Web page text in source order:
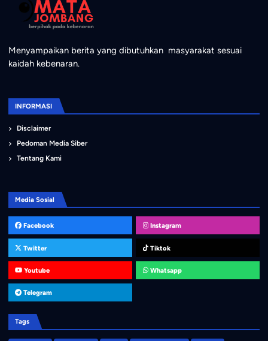
Menyampaikan berita yang dibutuhkan masyarakat sesuai
kaidah kebenaran.
INFORMASI
Disclaimer
Pedoman Media Siber
Tentang Kami
Media Sosial
Facebook Instagram
Twitter Tiktok
Youtube Whatsapp
Telegram
Tags